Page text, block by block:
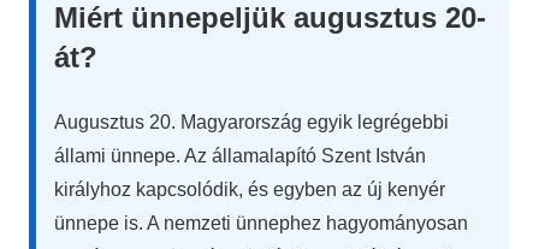
Miért ünnepeljük augusztus 20-
át?
Augusztus 20. Magyarország egyik legrégebbi
állami ünnepe. Az államalapító Szent István
királyhoz kapcsolódik, és egyben az új kenyér
ünnepe is. A nemzeti ünnephez hagyományosan